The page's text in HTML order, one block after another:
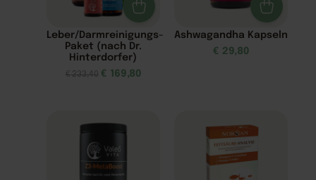
Leber/Darmreinigungs-
Paket (nach Dr.
Hinterdorfer)
€233,40 € 169,80
Ashwagandha Kapseln
€ 29,80